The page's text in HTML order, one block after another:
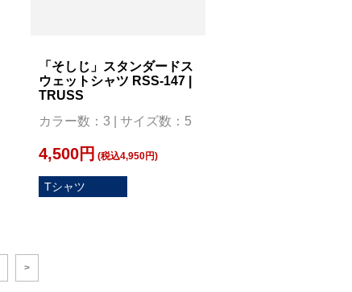
「そしじ」スタンダードス
ウェットシャツ RSS-147 |
TRUSS
カラー数：3 | サイズ数：5
Tシャツ
4,500円 (税込4,950円)
>